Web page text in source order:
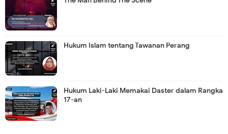
Hukum Islam tentang Tawanan Perang
Hukum Laki-Laki Memakai Daster dalam Rangka
17-an